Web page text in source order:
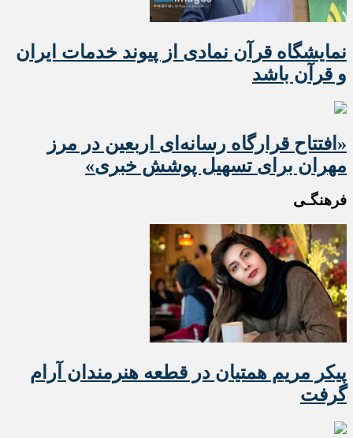
نمایشگاه قرآن نمادی از پیوند خدمات ایران
و قرآن باشد
«افتتاح قرارگاه رسانه‌ای اربعین در مرز
مهران برای تسهیل پوشش خبری»
فرهنگـی
پیکر مریم همتیان در قطعه هنرمندان آرام
گرفت